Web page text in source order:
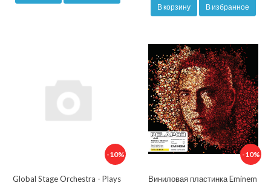
В корзину В избранное
-10%
Global Stage Orchestra - Plays
-10%
Виниловая пластинка Eminem